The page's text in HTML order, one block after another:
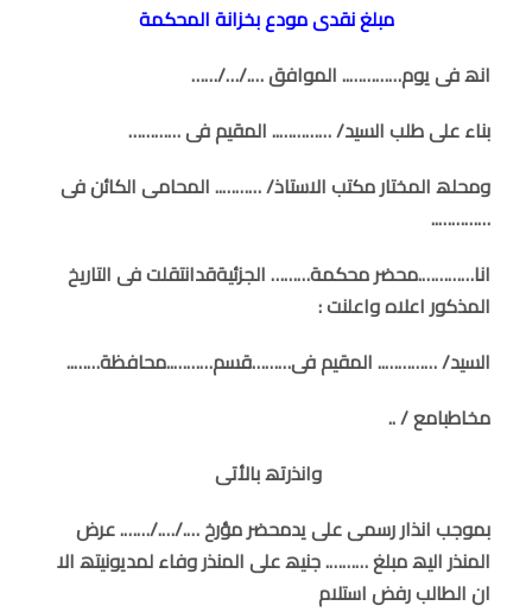
مبلغ نقدى مودع بخزانة المحكمة
انھ فى یوم………….. الموافق …./…/……
بناء على طلب السید/ ………….. المقیم فى …………
ومحلھ المختار مكتب الاستاذ/ ……….. المحامى الكائن فى
…………..
انا………….محضر محكمة……… الجزئیةقدانتقلت فى التاریخ
المذكور اعلاه واعلنت :
السید/ ………….. المقیم فى………قسم………..محافظة……..
مخاطبامع / ..
وانذرتھ بالأتى
بموجب انذار رسمى على یدمحضر مؤرخ …./…./……. عرض
المنذر الیھ مبلغ ………. جنیھ على المنذر وفاء لمدیونیتھ الا
ان الطالب رفض استلام